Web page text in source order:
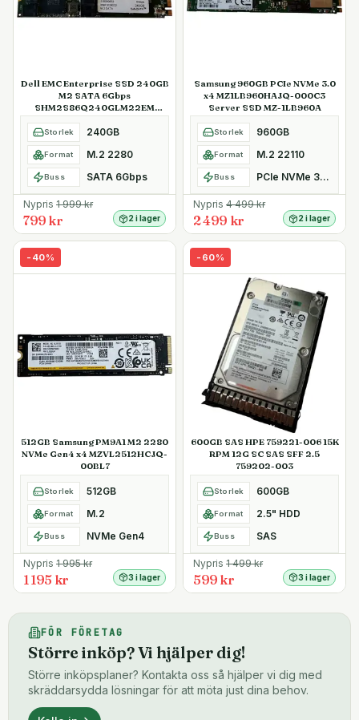
Dell EMC Enterprise SSD 240GB
M2 SATA 6Gbps
SHM2S86Q240GLM22EM
Kioxia SafeDATA
Storlek 240GB
Format M.2 2280
Buss SATA 6Gbps
Nypris 1 999kr
799 kr 2 i lager
Samsung 960GB PCIe NVMe 3.0
x4 MZ1LB960HAJQ-000C3
Server SSD MZ-1LB960A
Storlek 960GB
Format M.2 22110
Buss PCIe NVMe 3.0 x4
Nypris 4 499kr
2 499 kr 2 i lager
- 40%
512GB Samsung PM9A1 M2 2280
NVMe Gen4 x4 MZVL2512HCJQ-
00BL7
Storlek 512GB
Format M.2
Buss NVMe Gen4
Nypris 1 995kr
1 195 kr 3 i lager
- 60%
600GB SAS HPE 759221-006 15K
RPM 12G SC SAS SFF 2.5
759202-003
Storlek 600GB
Format 2.5" HDD
Buss SAS
Nypris 1 499kr
599 kr 3 i lager
FÖR FÖRETAG
Större inköp? Vi hjälper dig!
Större inköpsplaner? Kontakta oss så hjälper vi dig med
skräddarsydda lösningar för att möta just dina behov.